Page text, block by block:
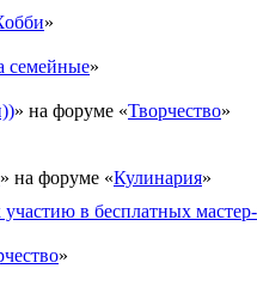
»
семейные»
» на форуме «Творчество»
» на форуме «Кулинария»
в бесплатных
»